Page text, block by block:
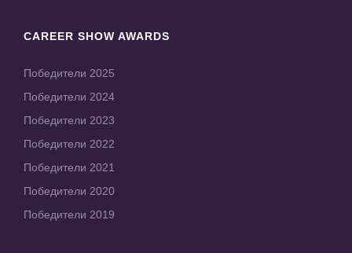
CAREER SHOW AWARDS
Победители 2025
Победители 2024
Победители 2023
Победители 2022
Победители 2021
Победители 2020
Победители 2019